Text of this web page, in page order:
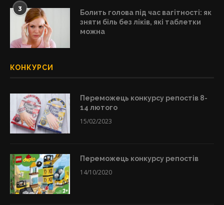
3
Болить голова під час вагітності: як
зняти біль без ліків, які таблетки
можна
КОНКУРСИ
Переможець конкурсу репостів 8-
14 лютого
15/02/2023
Переможець конкурсу репостів
14/10/2020